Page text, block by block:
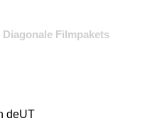
Diagonale Filmpakets
deUT